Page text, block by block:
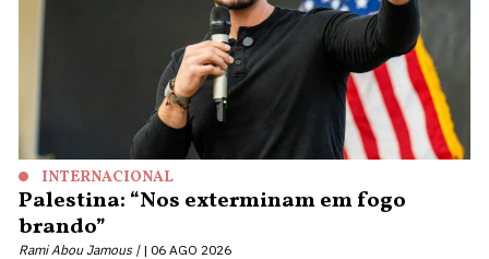
INTERNACIONAL
Palestina: “Nos exterminam em fogo
brando”
Rami Abou Jamous | 06 AGO 2026